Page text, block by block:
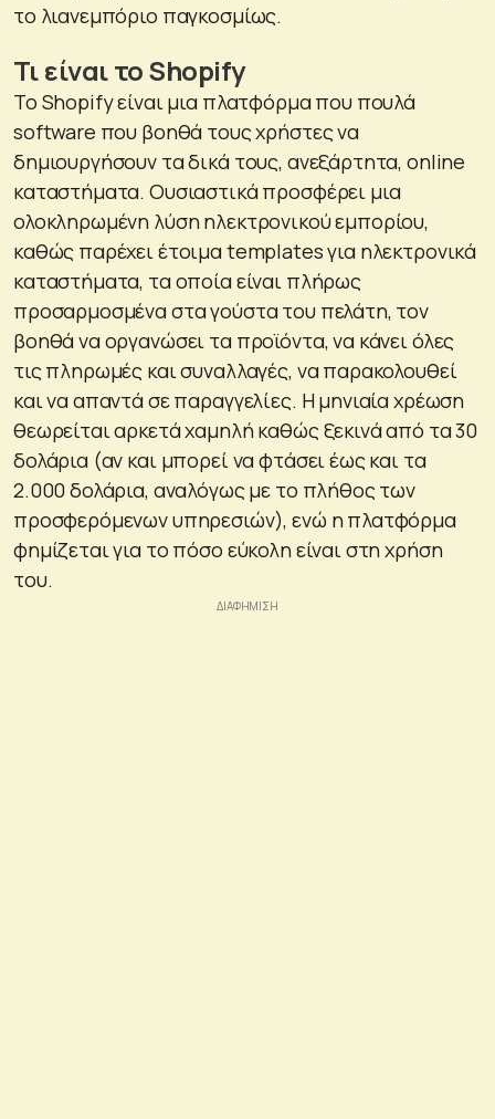
το λιανεμπόριο παγκοσμίως.
Τι είναι το Shopify
Το Shopify είναι μια πλατφόρμα που πουλά
software που βοηθά τους χρήστες να
δημιουργήσουν τα δικά τους, ανεξάρτητα, online
καταστήματα. Ουσιαστικά προσφέρει μια
ολοκληρωμένη λύση ηλεκτρονικού εμπορίου,
καθώς παρέχει έτοιμα templates για ηλεκτρονικά
καταστήματα, τα οποία είναι πλήρως
προσαρμοσμένα στα γούστα του πελάτη, τον
βοηθά να οργανώσει τα προϊόντα, να κάνει όλες
τις πληρωμές και συναλλαγές, να παρακολουθεί
και να απαντά σε παραγγελίες. Η μηνιαία χρέωση
θεωρείται αρκετά χαμηλή καθώς ξεκινά από τα 30
δολάρια (αν και μπορεί να φτάσει έως και τα
2.000 δολάρια, αναλόγως με το πλήθος των
προσφερόμενων υπηρεσιών), ενώ η πλατφόρμα
φημίζεται για το πόσο εύκολη είναι στη χρήση
του.